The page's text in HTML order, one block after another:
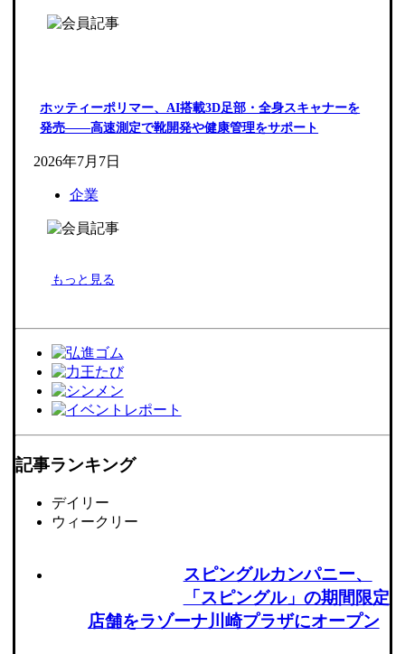
ホッティーポリマー、AI搭載3D足部・全身スキャナーを
発売――高速測定で靴開発や健康管理をサポート
2026年7月7日
企業
もっと見る
記事ランキング
デイリー
ウィークリー
スピングルカンパニー、
「スピングル」の期間限定
店舗をラゾーナ川崎プラザにオープン